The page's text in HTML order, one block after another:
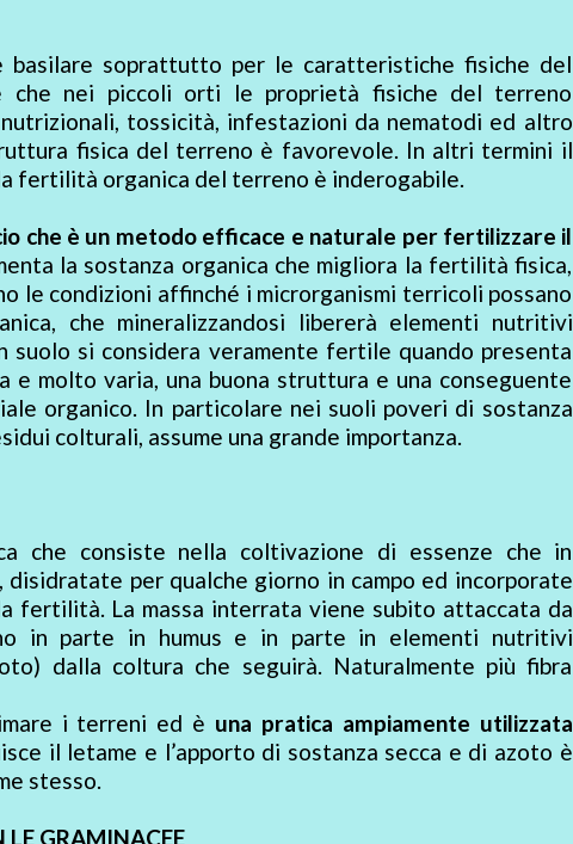
basilare soprattutto per le caratteristiche fisiche del
che nei piccoli orti le proprietà fisiche del terreno
tossicità, infestazioni da nematodi ed altro
fisica del terreno è favorevole. In altri termini il
fertilità organica del terreno è inderogabile.
che è un metodo efficace e naturale per fertilizzare il
la sostanza organica che migliora la fertilità fisica,
le condizioni affinché i microrganismi terricoli possano
che mineralizzandosi libererà elementi nutritivi
si considera veramente fertile quando presenta
molto varia, una buona struttura e una conseguente
organico. In particolare nei suoli poveri di sostanza
colturali, assume una grande importanza.
che consiste nella coltivazione di essenze che in
per qualche giorno in campo ed incorporate
fertilità. La massa interrata viene subito attaccata da
in parte in humus e in parte in elementi nutritivi
dalla coltura che seguirà. Naturalmente più fibra
i terreni ed è una pratica ampiamente utilizzata
il letame e l’apporto di sostanza secca e di azoto è
stesso.
LE GRAMINACEE